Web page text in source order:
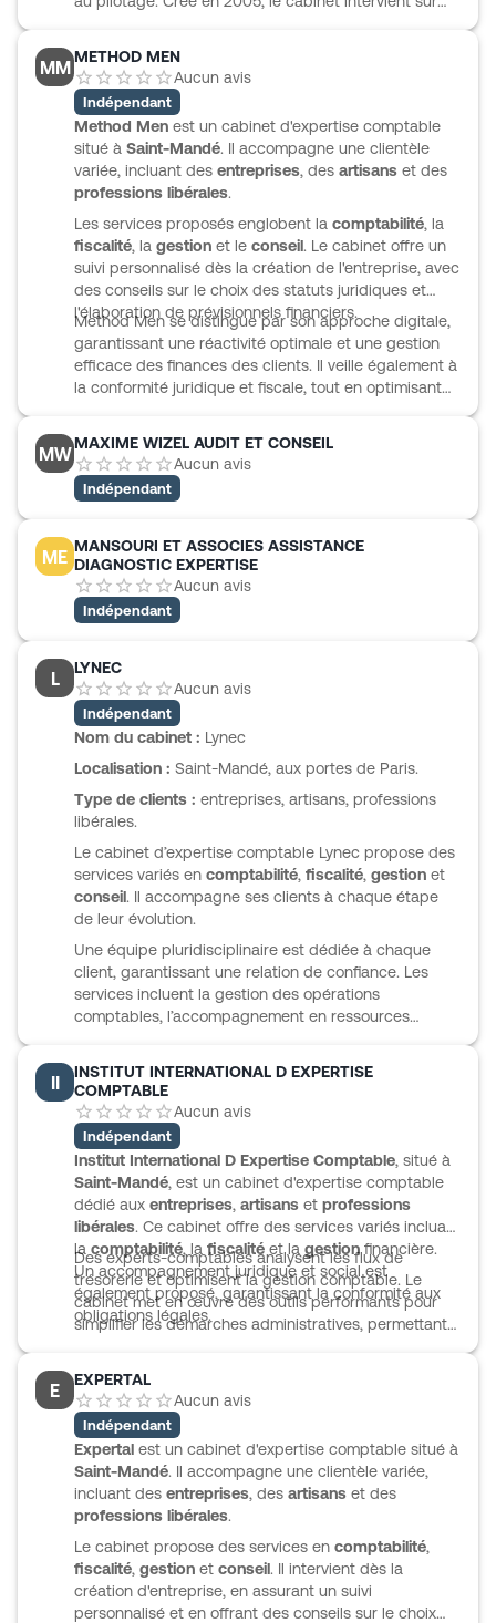
accompagnement à la création d’entreprise, à
l’élaboration de business plans, à la recherche de
financements et aux outils de gestion prévisionnelle.
Son savoir-faire est également reconnu pour l’accueil
d’investisseurs étrangers, l’implantation de sociétés
étrangères en France et la valorisation d’entreprises.
Le cabinet travaille notamment avec CEGID et les
outils RCA.
MM
METHOD MEN
Aucun avis
Indépendant
Method Men est un cabinet d'expertise comptable
situé à Saint-Mandé. Il accompagne une clientèle
variée, incluant des entreprises, des artisans et des
professions libérales.
Les services proposés englobent la comptabilité, la
fiscalité, la gestion et le conseil. Le cabinet offre un
suivi personnalisé dès la création de l'entreprise, avec
des conseils sur le choix des statuts juridiques et
l'élaboration de prévisionnels financiers.
Method Men se distingue par son approche digitale,
garantissant une réactivité optimale et une gestion
efficace des finances des clients. Il veille également à
la conformité juridique et fiscale, tout en optimisant
MW
MAXIME WIZEL AUDIT ET CONSEIL
Aucun avis
Indépendant
ME
MANSOURI ET ASSOCIES ASSISTANCE
DIAGNOSTIC EXPERTISE
Aucun avis
Indépendant
L
LYNEC
Aucun avis
Indépendant
Nom du cabinet : Lynec
Localisation : Saint-Mandé, aux portes de Paris.
Type de clients : entreprises, artisans, professions
libérales.
Le cabinet d’expertise comptable Lynec propose des
services variés en comptabilité, fiscalité, gestion et
conseil. Il accompagne ses clients à chaque étape
de leur évolution.
Une équipe pluridisciplinaire est dédiée à chaque
client, garantissant une relation de confiance. Les
services incluent la gestion des opérations
comptables, l’accompagnement en ressources
conformité et la sécurité des entreprises.
II
INSTITUT INTERNATIONAL D EXPERTISE
COMPTABLE
Aucun avis
Indépendant
Institut International D Expertise Comptable, situé à
Saint-Mandé, est un cabinet d'expertise comptable
dédié aux entreprises, artisans et professions
libérales. Ce cabinet offre des services variés incluant
la comptabilité, la fiscalité et la gestionfinancière.
Un accompagnement juridique et social est
également proposé, garantissant la conformité aux
obligations légales.
Des experts-comptables analysent les flux de
trésorerie et optimisent la gestion comptable. Le
cabinet met en œuvre des outils performants pour
simplifier les démarches administratives, permettant
E
EXPERTAL
Aucun avis
Indépendant
Expertal est un cabinet d'expertise comptable situé à
Saint-Mandé. Il accompagne une clientèle variée,
incluant des entreprises, des artisans et des
professions libérales.
Le cabinet propose des services en comptabilité,
fiscalité, gestion et conseil. Il intervient dès la
création d'entreprise, en assurant un suivi
personnalisé et en offrant des conseils sur le choix